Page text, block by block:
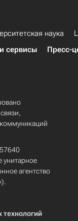
наука
сервисы Пресс-
унитарное
агентство